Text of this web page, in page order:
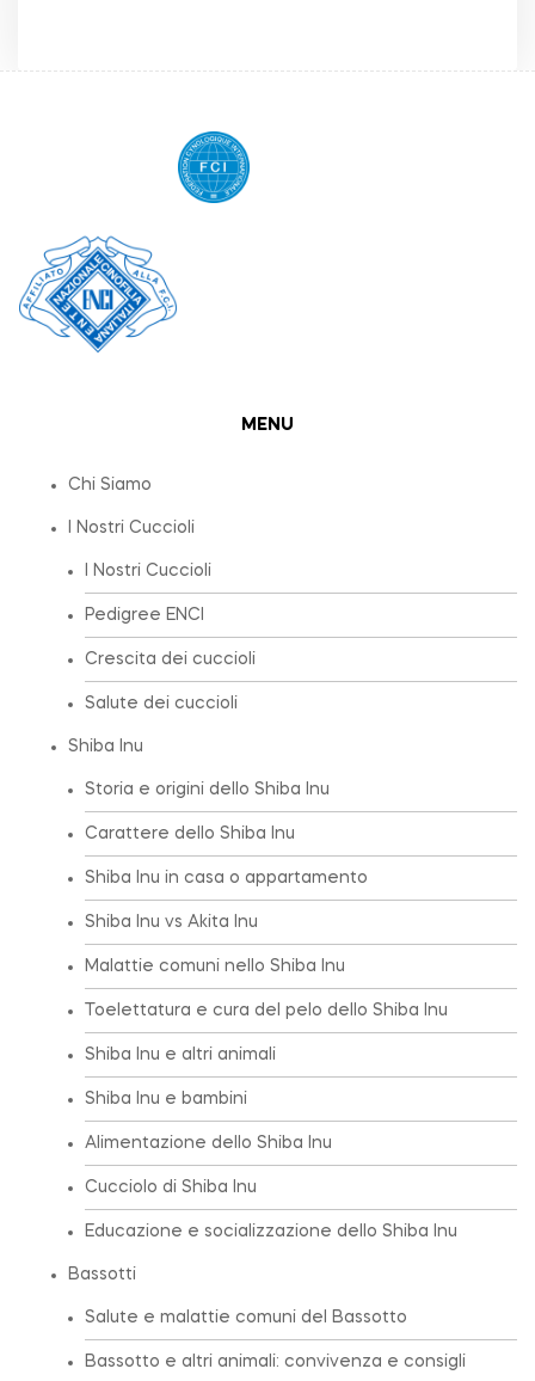
MENU
Chi Siamo
I Nostri Cuccioli
I Nostri Cuccioli
Pedigree ENCI
Crescita dei cuccioli
Salute dei cuccioli
Shiba Inu
Storia e origini dello Shiba Inu
Carattere dello Shiba Inu
Shiba Inu in casa o appartamento
Shiba Inu vs Akita Inu
Malattie comuni nello Shiba Inu
Toelettatura e cura del pelo dello Shiba Inu
Shiba Inu e altri animali
Shiba Inu e bambini
Alimentazione dello Shiba Inu
Cucciolo di Shiba Inu
Educazione e socializzazione dello Shiba Inu
Bassotti
Salute e malattie comuni del Bassotto
Bassotto e altri animali: convivenza e consigli